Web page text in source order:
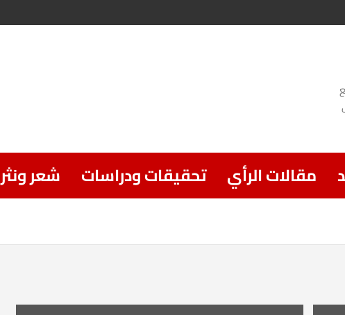
مقالات الرأي تحقيقات ودراسات شعر ونثر